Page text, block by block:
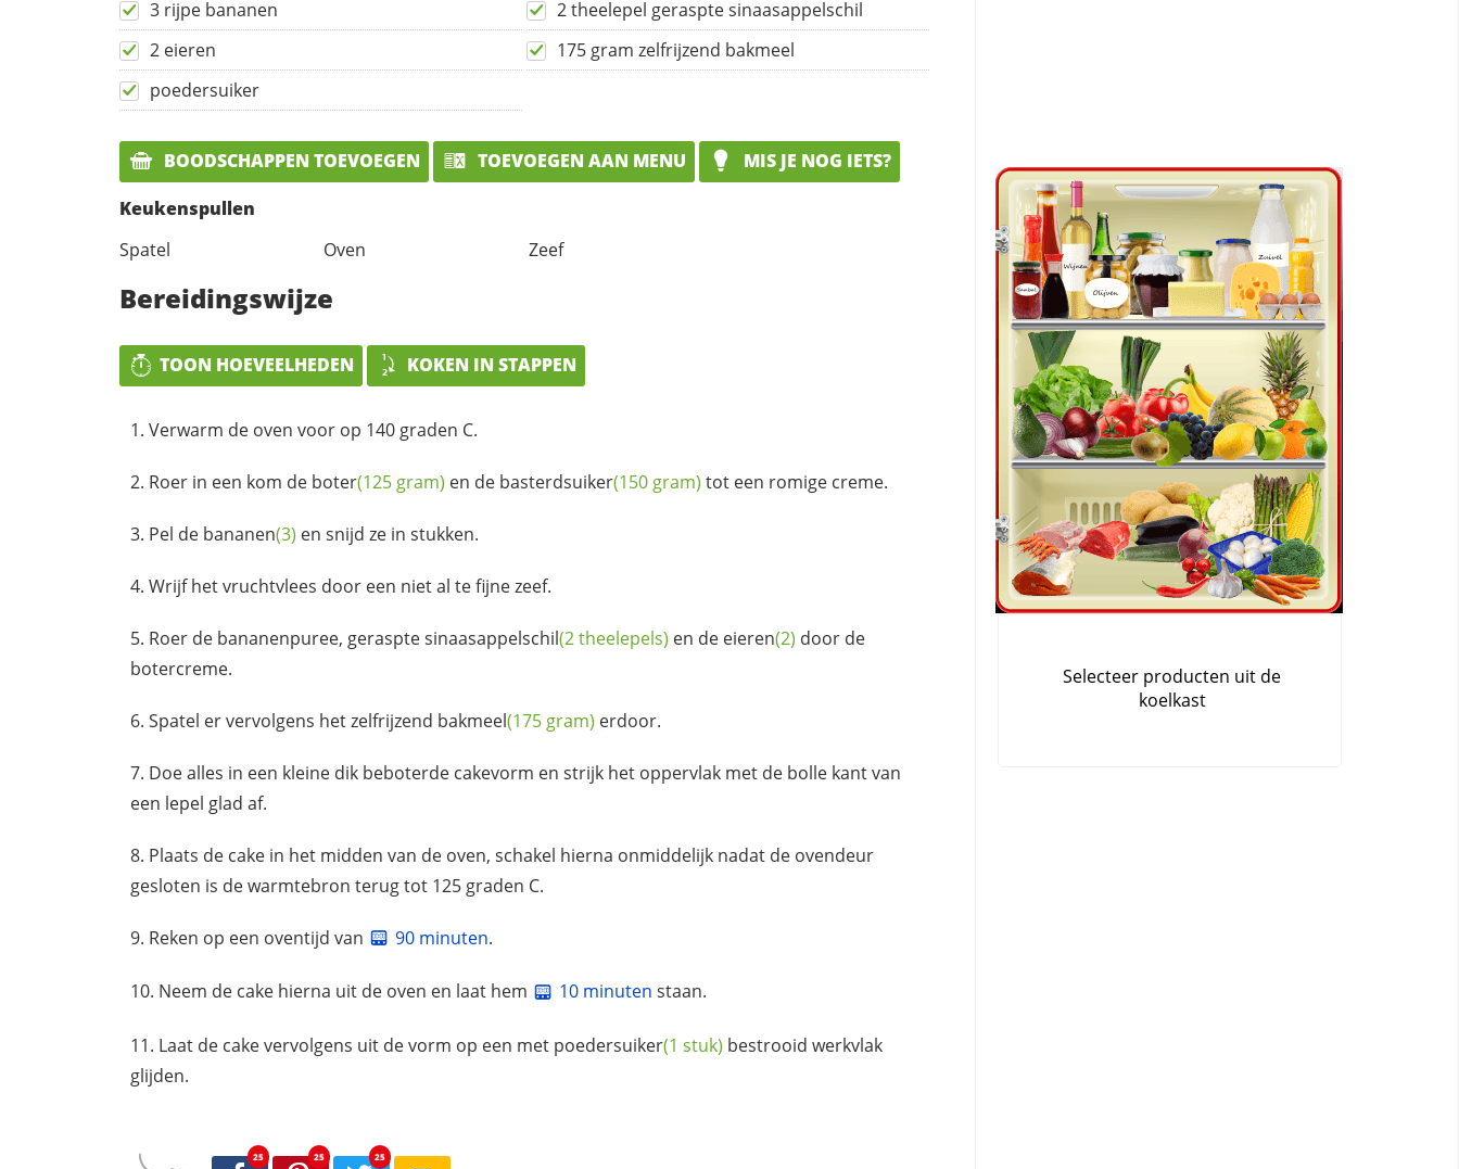
3 rijpe bananen
2 theelepel geraspte sinaasappelschil
2 eieren
175 gram zelfrijzend bakmeel
poedersuiker
BOODSCHAPPEN TOEVOEGEN TOEVOEGEN AAN MENU
MIS JE NOG IETS?
Keukenspullen
Spatel
Oven Zeef
Bereidingswijze
TOON HOEVEELHEDEN KOKEN IN STAPPEN
Verwarm de oven voor op 140 graden C.
Roer in een kom de boter(125 gram) en de basterdsuiker(150 gram) tot een romige creme.
Pel de bananen(3) en snijd ze in stukken.
Wrijf het vruchtvlees door een niet al te fijne zeef.
Roer de bananenpuree, gerasptesinaasappelschil(2 theelepels) en de eieren(2) door de
botercreme.
Spatel er vervolgens het zelfrijzend bakmeel(175 gram) erdoor.
Doe alles in een kleine dik beboterde cakevorm en strijk het oppervlak met de bolle kant van
een lepel glad af.
Plaats de cake in het midden van de oven, schakel hierna onmiddelijk nadat de ovendeur
gesloten is de warmtebron terug tot 125 graden C.
Reken op een oventijd van 90 minuten.
Neem de cake hierna uit de oven en laat hem 10 minuten staan.
Laat de cake vervolgens uit de vorm op een met poedersuiker(1 stuk) bestrooid werkvlak
glijden.
25 25 25